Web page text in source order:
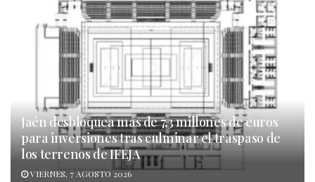
Jaén desbloquea más de 7,3 millones de euros
para inversiones tras culminar el traspaso de
los terrenos de IFEJA
VIERNES, 7 AGOSTO 2026